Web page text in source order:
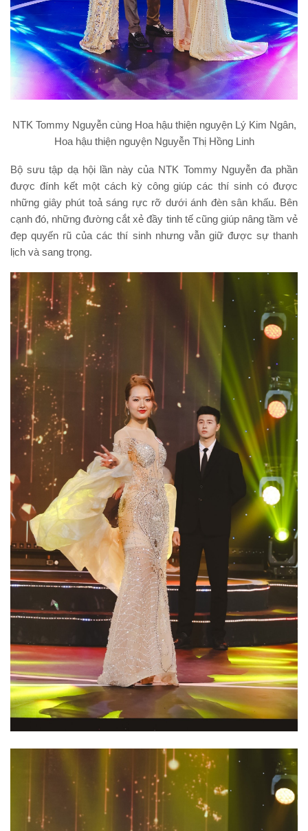
NTK Tommy Nguyễn cùng Hoa hậu thiện nguyện Lý Kim Ngân,
Hoa hậu thiện nguyện Nguyễn Thị Hồng Linh
Bộ sưu tập dạ hội lần này của NTK Tommy Nguyễn đa phần
được đính kết một cách kỳ công giúp các thí sinh có được
những giây phút toả sáng rực rỡ dưới ánh đèn sân khấu. Bên
cạnh đó, những đường cắt xẻ đầy tinh tế cũng giúp nâng tầm vẻ
đẹp quyến rũ của các thí sinh nhưng vẫn giữ được sự thanh
lịch và sang trọng.